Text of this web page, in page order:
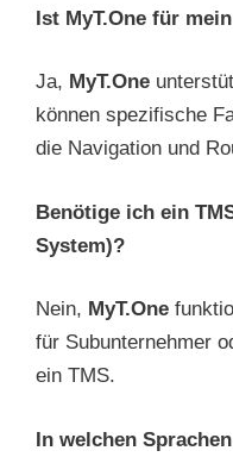
Ist MyT.One für
Ja, MyT.One
können spezifische
die Navigation und
Benötige ich ein
System)?
Nein, MyT.One
für Subunternehmer
ein TMS.
In welchen